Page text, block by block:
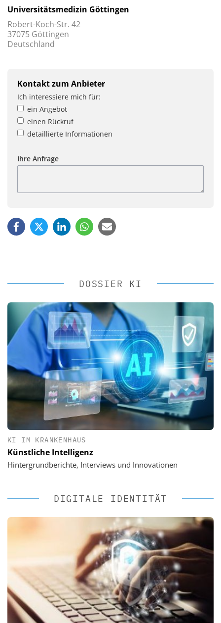
Universitätsmedizin Göttingen
Robert-Koch-Str. 42
37075 Göttingen
Deutschland
Kontakt zum Anbieter
Ich interessiere mich für:
ein Angebot
einen Rückruf
detaillierte Informationen
Ihre Anfrage
DOSSIER KI
KI IM KRANKENHAUS
Künstliche Intelligenz
Hintergrundberichte, Interviews und Innovationen
DIGITALE IDENTITÄT